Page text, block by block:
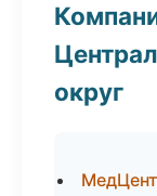
округ